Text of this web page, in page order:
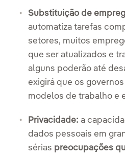
Substituição de
automatiza tarefas
setores, muitos
que ser atualizados e
alguns poderão até
exigirá que os
modelos de trabalho e
Privacidade: a
dados pessoais em
sérias preocupações